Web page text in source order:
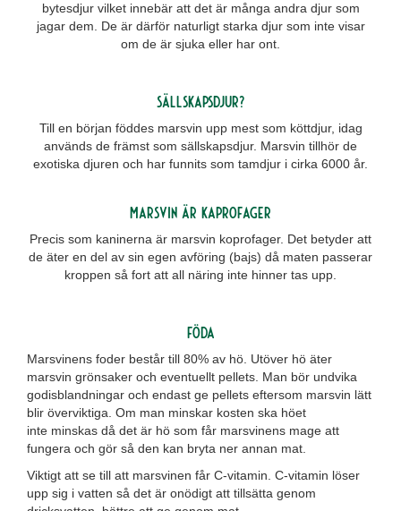
bytesdjur vilket innebär att det är många andra djur som
jagar dem. De är därför naturligt starka djur som inte visar
om de är sjuka eller har ont.
Sällskapsdjur?
Till en början föddes marsvin upp mest som köttdjur, idag
används de främst som sällskapsdjur. Marsvin tillhör de
exotiska djuren och har funnits som tamdjur i cirka 6000 år.
Marsvin är kaprofager
Precis som kaninerna är marsvin koprofager. Det betyder att
de äter en del av sin egen avföring (bajs) då maten passerar
kroppen så fort att all näring inte hinner tas upp.
Föda
Marsvinens foder består till 80% av hö. Utöver hö äter
marsvin grönsaker och eventuellt pellets. Man bör undvika
godisblandningar och endast ge pellets eftersom marsvin lätt
blir överviktiga. Om man minskar kosten ska höet
inte minskas då det är hö som får marsvinens mage att
fungera och gör så den kan bryta ner annan mat.
Viktigt att se till att marsvinen får C-vitamin. C-vitamin löser
upp sig i vatten så det är onödigt att tillsätta genom